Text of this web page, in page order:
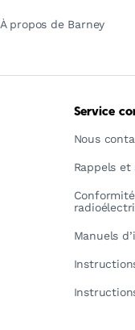
À propos de Barney
Service
Nous
Rappels
Manuels